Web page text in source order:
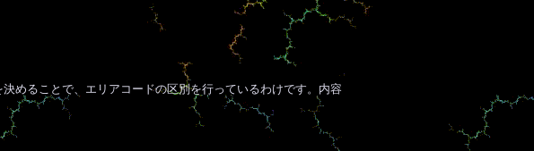
めることで、エリアコードの区別を行っているわけです。内容